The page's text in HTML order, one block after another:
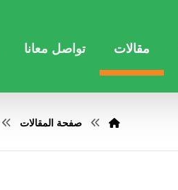
مقالات تواصل معانا
صفحة المقالات